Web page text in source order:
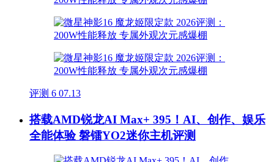
评测 6 07.13
搭载AMD锐龙AI Max+ 395！AI、创作、娱乐
全能体验 磐镭YO2迷你主机评测